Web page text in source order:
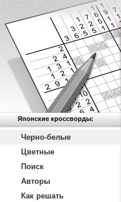
Японские кроссворды:
Черно-белые
Цветные
Поиск
Авторы
Как решать